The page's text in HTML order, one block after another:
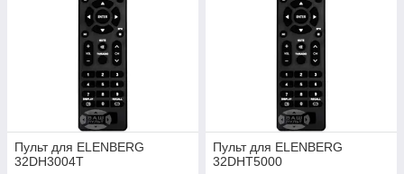
Пульт для ELENBERG
32DH3004T
Пульт для ELENBERG
32DHT5000